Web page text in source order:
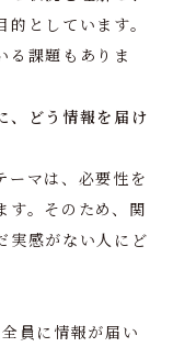
的としています。
る課題もありま
、どう情報を届け
ーマは、必要性を
す。そのため、関
実感がない人にど
員に情報が届い